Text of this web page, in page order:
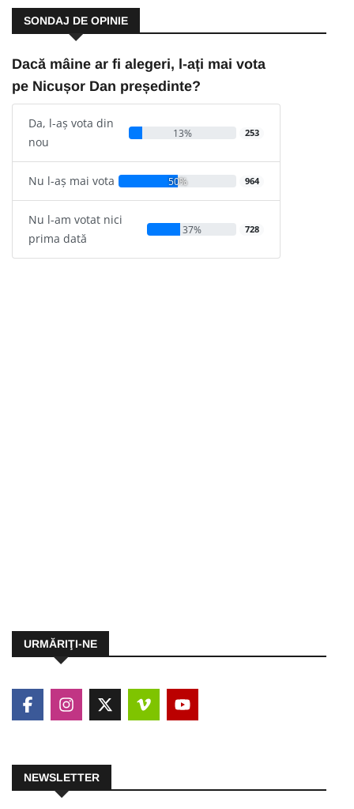
SONDAJ DE OPINIE
Dacă mâine ar fi alegeri, l-ați mai vota
pe Nicușor Dan președinte?
Da, l-aș vota din
nou
13% 253
Nu l-aș mai vota 50% 964
Nu l-am votat nici
prima dată
37% 728
URMĂRIŢI-NE
NEWSLETTER